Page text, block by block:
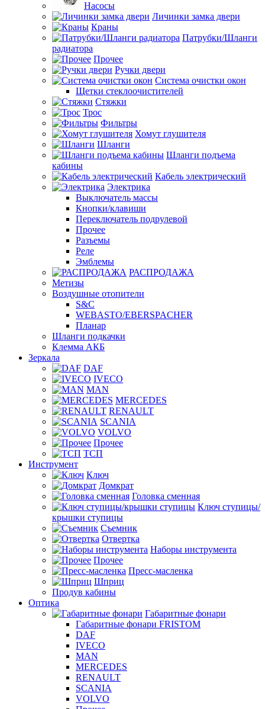
Насосы
Личинки замка двери
Краны
Патрубки/Шланги
радиатора
Прочее
Ручки двери
Система очистки окон
Щетки стеклоочистителей
Стяжки
Трос
Фильтры
Хомут глушителя
Шланги
Шланги подъема
кабины
Кабель электрический
Электрика
Выключатель массы
Кнопки/клавиши
Переключатель подрулевой
Прочее
Разъемы
Реле
Эмблемы
РАСПРОДАЖА
Метизы
Воздушные отопители
S&C
WEBASTO/EBERSPACHER
Планар
Шланги подкачки
Клемма АКБ
Зеркала
DAF
IVECO
MAN
MERCEDES
RENAULT
SCANIA
VOLVO
Прочее
ТСП
Инструмент
Ключ
Домкрат
Головка сменная
Ключ ступицы/
крышки ступицы
Съемник
Отвертка
Наборы инструмента
Прочее
Пресс-масленка
Шприц
Продув кабины
Оптика
Габаритные фонари
Габаритные фонари FRISTOM
DAF
IVECO
MAN
MERCEDES
RENAULT
SCANIA
VOLVO